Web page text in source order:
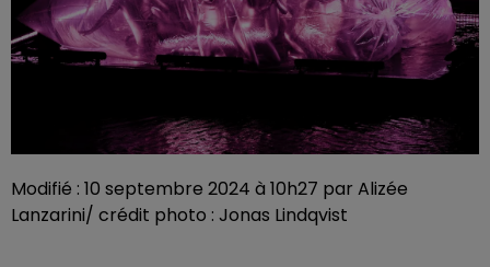
Modifié : 10 septembre 2024 à 10h27 par Alizée
Lanzarini/ crédit photo : Jonas Lindqvist